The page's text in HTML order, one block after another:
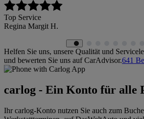
Top Service
Regina Margit H.
Helfen Sie uns, unsere Qualität und
und bewerten Sie uns auf CarAdvisor.641
carlog - Ein Konto für alle
Ihr carlog-Konto nutzen Sie auch zum